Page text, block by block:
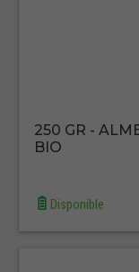
250 GR -
BIO
Disponible